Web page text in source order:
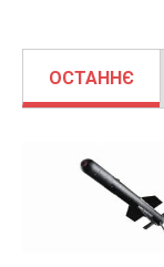
ОСТАННЄ